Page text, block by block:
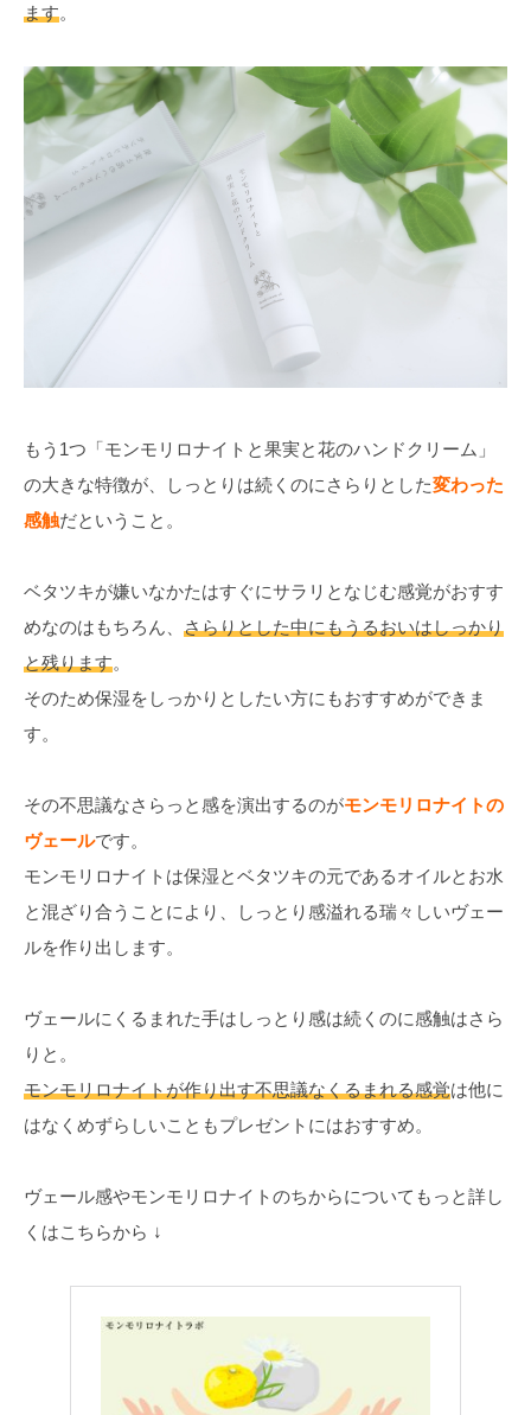
ます。
もう1つ「モンモリロナイトと果実と花のハンドクリーム」
の大きな特徴が、しっとりは続くのにさらりとした変わった
感触だということ。
ベタツキが嫌いなかたはすぐにサラリとなじむ感覚がおすす
めなのはもちろん、 さらりとした中にもうるおいはしっかり
と残ります。
そのため保湿をしっかりとしたい方にもおすすめができま
す。
その不思議なさらっと感を演出するのがモンモリロナイトの
ヴェールです。
モンモリロナイトは保湿とベタツキの元であるオイルとお水
と混ざり合うことにより、しっとり感溢れる瑞々しいヴェー
ルを作り出します。
ヴェールにくるまれた手はしっとり感は続くのに感触はさら
りと。
モンモリロナイトが作り出す不思議なくるまれる感覚は他に
はなくめずらしいこともプレゼントにはおすすめ。
ヴェール感やモンモリロナイトのちからについてもっと詳し
くはこちらから ↓